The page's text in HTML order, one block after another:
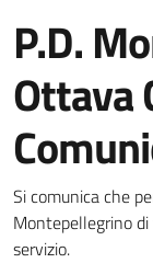
P.D.
Ottava
Dettagli
Si comunica che
Montepellegrino
servizio.